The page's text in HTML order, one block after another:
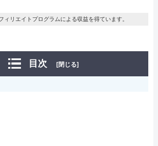
リエイトプログラムによる収益を得ています。
目次 [閉じる]